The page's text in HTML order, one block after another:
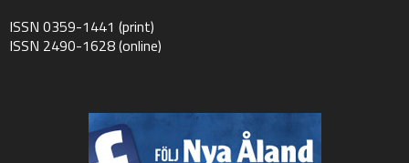
ISSN 0359-1441 (print)
ISSN 2490-1628 (online)